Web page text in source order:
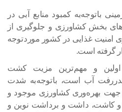
باتوجه‌به کمبود منابع آبی در
بخش کشاورزی و جلوگیری از
امنیت غذایی در کشور موردتوجه
گرفته است.
اولین و مهم‌ترین مزیت کشت
آب است، باتوجه‌به شدت
جهت بهره‌وری کشاورزی موجود و
و کاشت، داشت و برداشت نوین و